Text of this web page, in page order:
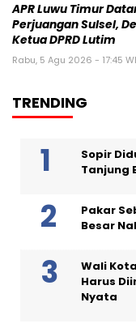
APR Luwu Timur
Perjuangan Sulsel,
Ketua DPRD Lutim
Rabu, 5 Agu 2026 - 17:45
TRENDING
Sopir
Tanjung
Pakar
Besar
Wali
Harus
Nyata